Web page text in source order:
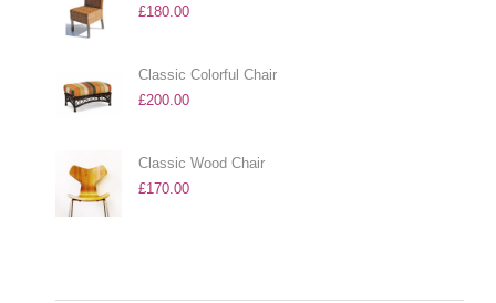
£180.00
Classic Colorful Chair
£200.00
Classic Wood Chair
£170.00